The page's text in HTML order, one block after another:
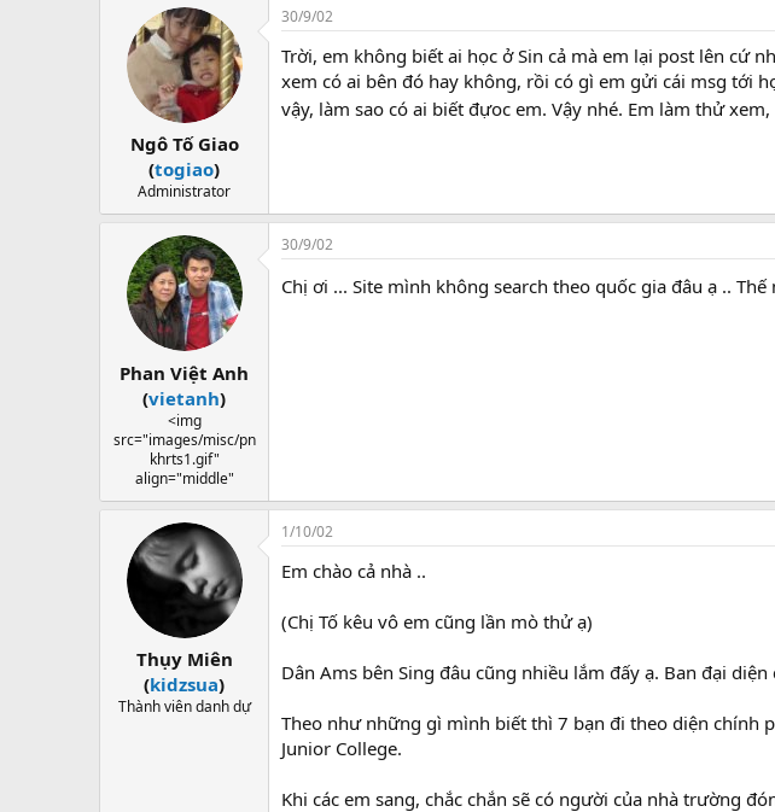
Ngô Tố Giao
(togiao)
Administrator
30/9/02
Trời, em không biết ai học ở Sin cả mà em lại post lên cứ
xem có ai bên đó hay không, rồi có gì em gửi cái msg tới
vậy, làm sao có ai biết đựoc em. Vậy nhé. Em làm thử
Phan Việt Anh
(vietanh)
<img
src="images/misc/pn
khrts1.gif"
align="middle"
30/9/02
Chị ơi ... Site mình không search theo quốc gia đâu ạ ..
Thụy Miên
(kidzsua)
Thành viên danh dự
1/10/02
Em chào cả nhà ..
(Chị Tố kêu vô em cũng lần mò thử ạ)
Dân Ams bên Sing đâu cũng nhiều lắm đấy ạ. Ban đại
Theo như những gì mình biết thì 7 bạn đi theo diện chính
Junior College.
Khi các em sang, chắc chắn sẽ có người của nhà trường